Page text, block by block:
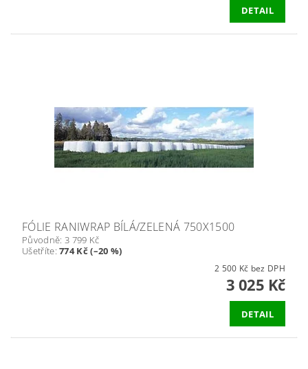
DETAIL
FÓLIE RANIWRAP BÍLÁ/ZELENÁ 750X1500
Původně: 3 799 Kč
Ušetříte:774 Kč (–20 %)
2 500 Kč bez DPH
3 025 Kč
DETAIL